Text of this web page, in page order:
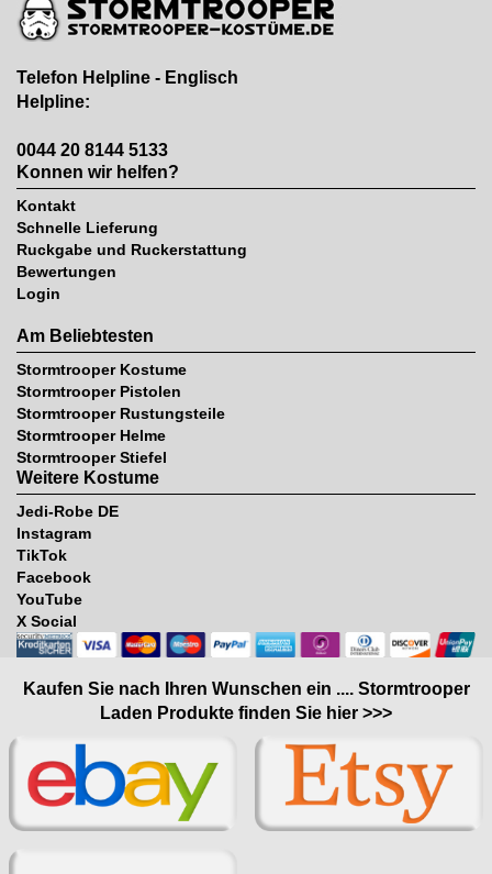
Telefon Helpline - Englisch
Helpline:
0044 20 8144 5133
Konnen wir helfen?
Kontakt
Schnelle Lieferung
Ruckgabe und Ruckerstattung
Bewertungen
Login
Am Beliebtesten
Stormtrooper Kostume
Stormtrooper Pistolen
Stormtrooper Rustungsteile
Stormtrooper Helme
Stormtrooper Stiefel
Weitere Kostume
Jedi-Robe DE
Instagram
TikTok
Facebook
YouTube
X Social
Kaufen Sie nach Ihren Wunschen ein .... Stormtrooper
Laden Produkte finden Sie hier >>>